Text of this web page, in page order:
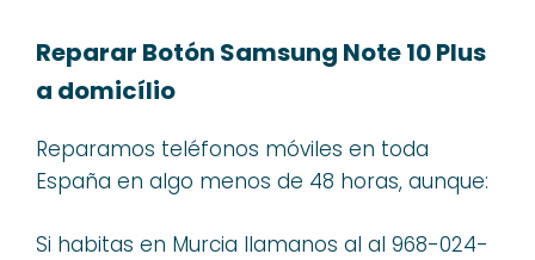
Reparar Botón Samsung Note 10 Plus
a domicílio
Reparamos teléfonos móviles en toda
España en algo menos de 48 horas, aunque:
Si habitas en Murcia llamanos al al 968-024-